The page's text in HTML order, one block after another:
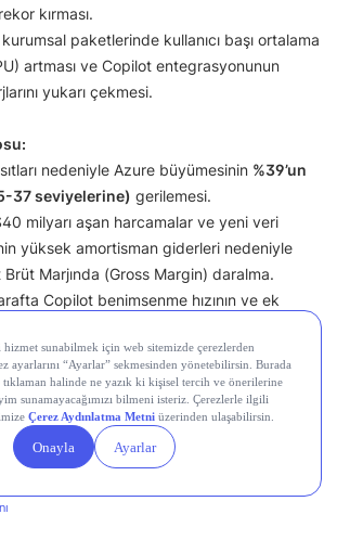
kırması.
paketlerinde kullanıcı başı ortalama
artması ve Copilot entegrasyonunun
yukarı çekmesi.
nedeniyle Azure büyümesinin %39’un
37 seviyelerine) gerilemesi.
milyarı aşan harcamalar ve yeni veri
yüksek amortisman giderleri nedeniyle
Marjında (Gross Margin) daralma.
Copilot benimsenme hızının ve ek
getirdiği finansal yükler ve açık
zeka modellerinin kurumsal fiyatlama
riski.
tavsiyesi içermez. Bilgi için: